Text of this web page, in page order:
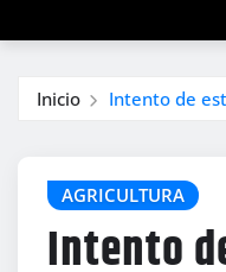
Inicio Intento de
AGRICULTURA
Intento